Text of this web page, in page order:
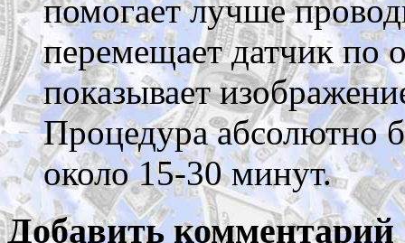
помогает лучше
перемещает датчик по
показывает
Процедура абсолютно
около 15-30 минут.
Добавить комментарий